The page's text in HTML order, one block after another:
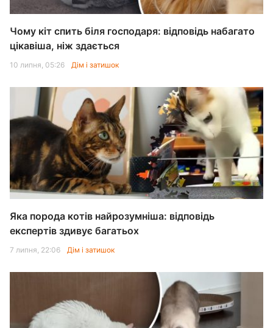
Чому кіт спить біля господаря: відповідь набагато
цікавіша, ніж здається
10 липня, 05:26 Дім і затишок
Яка порода котів найрозумніша: відповідь
експертів здивує багатьох
7 липня, 22:06 Дім і затишок